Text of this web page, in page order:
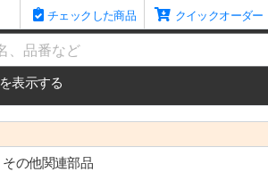
チェックした商品 クイックオーダー
表示する
その他関連部品